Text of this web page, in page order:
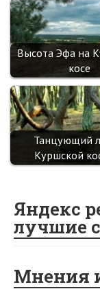
Высота Эфа на
косе
Танцующий
Куршской
Яндекс
лучшие
Мнения